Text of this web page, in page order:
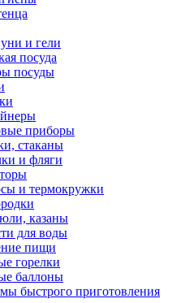
и гели
посуда
посуды
приборы
стаканы
и фляги
и термокружки
казаны
для воды
пищи
горелки
баллоны
быстрого приготовления